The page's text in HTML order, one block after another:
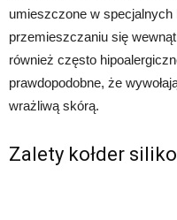
umieszczone w
przemieszczaniu się
również często
prawdopodobne, że
wrażliwą skórą.
Zalety kołder